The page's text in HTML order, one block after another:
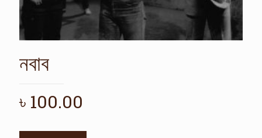
নবাব
৳ 100.00